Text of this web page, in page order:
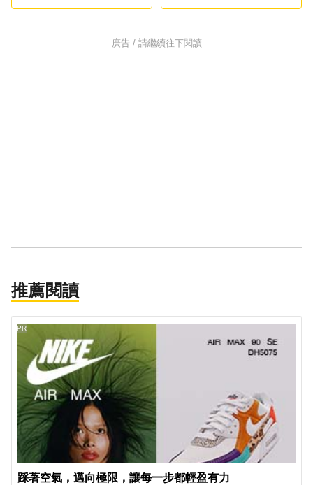
廣告 / 請繼續往下閱讀
推薦閱讀
踩著空氣，邁向極限，讓每一步都輕盈有力
PR